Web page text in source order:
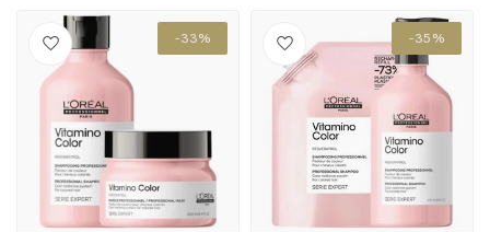
-33% -35%